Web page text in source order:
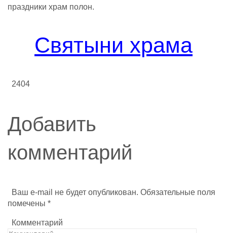
праздники храм полон.
Святыни храма
2404
Добавить
комментарий
Ваш e-mail не будет опубликован. Обязательные поля
помечены*
Комментарий